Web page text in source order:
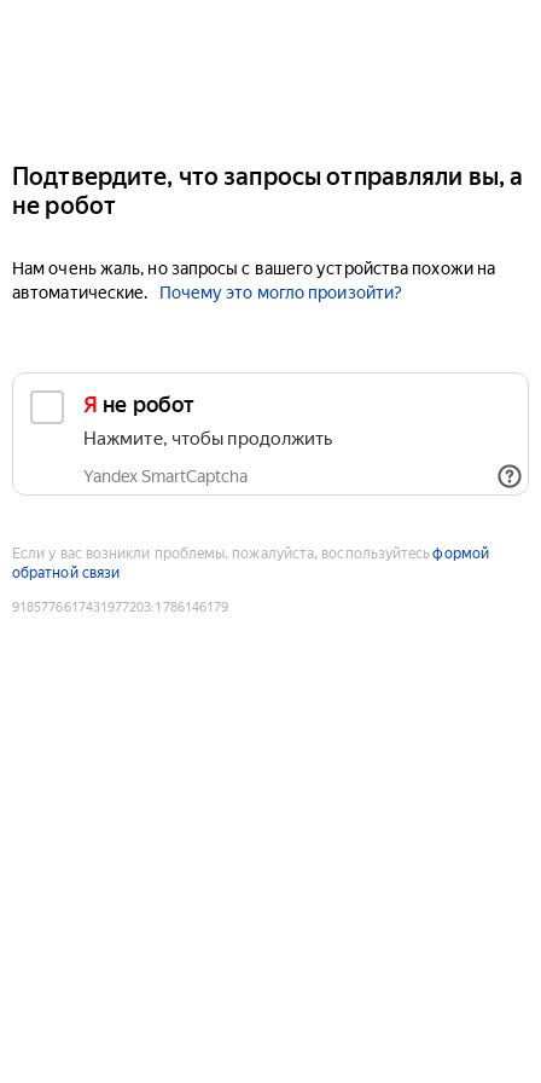
Подтвердите, что запросы отправляли вы, а
не робот
Нам очень жаль, но запросы с вашего устройства похожи на
автоматические.
Почему это могло произойти?
Я не робот
Нажмите, чтобы продолжить
Yandex SmartCaptcha
Если у вас возникли проблемы, пожалуйста, воспользуйтесьформой
обратной связи
9185776617431977203:1786146179